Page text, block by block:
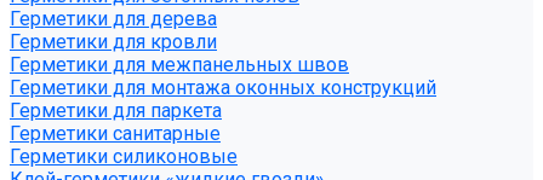
Герметики для дерева
Герметики для кровли
Герметики для межпанельных швов
Герметики для монтажа оконных конструкций
Герметики для паркета
Герметики санитарные
Герметики силиконовые